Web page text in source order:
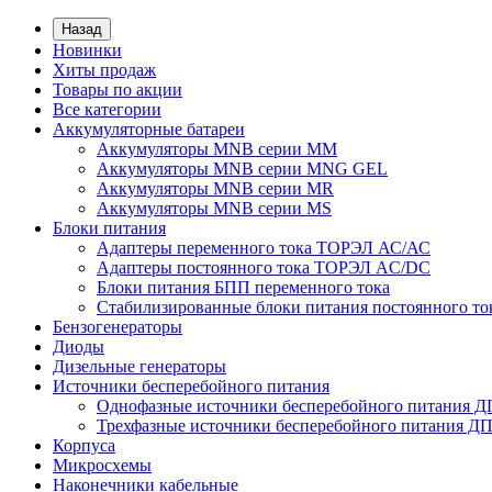
Назад
Новинки
Хиты продаж
Товары по акции
Все категории
Аккумуляторные батареи
Аккумуляторы MNB серии MM
Аккумуляторы MNB серии MNG GEL
Аккумуляторы MNB серии MR
Аккумуляторы MNB серии MS
Блоки питания
Адаптеры переменного тока ТОРЭЛ АС/АС
Адаптеры постоянного тока ТОРЭЛ AC/DC
Блоки питания БПП переменного тока
Стабилизированные блоки питания постоянного
Бензогенераторы
Диоды
Дизельные генераторы
Источники бесперебойного питания
Однофазные источники бесперебойного питания
Трехфазные источники бесперебойного питания
Корпуса
Микросхемы
Наконечники кабельные